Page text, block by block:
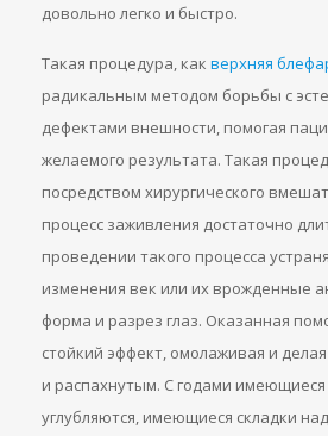
довольно легко и быстро.
Такая процедура, как верхняя
радикальным методом борьбы с
дефектами внешности, помогая
желаемого результата. Такая
посредством хирургического
процесс заживления достаточно
проведении такого процесса
изменения век или их врожденные
форма и разрез глаз. Оказанная
стойкий эффект, омолаживая и
и распахнутым. С годами
углубляются, имеющиеся складки